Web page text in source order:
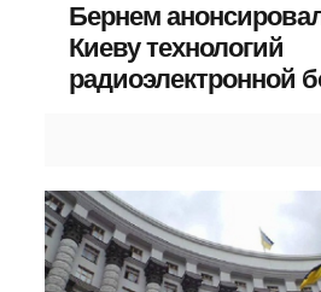
Бернем
Киеву технологий
радиоэлектронной